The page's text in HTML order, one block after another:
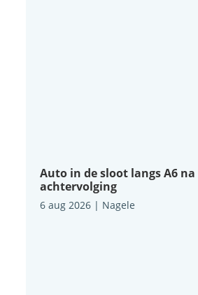
Auto in de sloot langs A6 na
achtervolging
6 aug 2026| Nagele